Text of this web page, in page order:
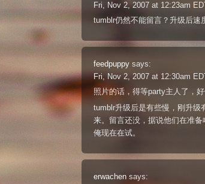
Fri, Nov 2, 2007 at 12:23am
tumblr仍然不能留言？升级后速
feedpuppy says:
Fri, Nov 2, 2007 at 12:30am
照片的话，得等party主人了，
tumblr升级后是有些慢，刚升级
来。留言还没，据说他们在准
俺现在在试。
erwachen says: